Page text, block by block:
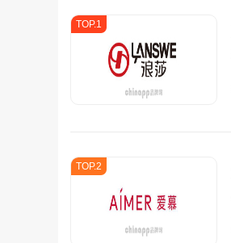
TOP.1
TOP.2